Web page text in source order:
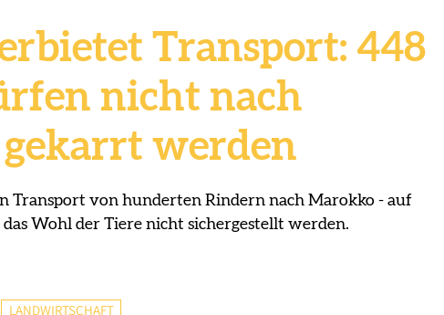
Transport: 448
nicht nach
werden
Transport von hunderten Rindern nach Marokko - auf
Wohl der Tiere nicht sichergestellt werden.
LANDWIRTSCHAFT